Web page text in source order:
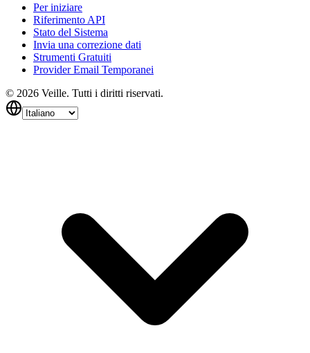
Per iniziare
Riferimento API
Stato del Sistema
Invia una correzione dati
Strumenti Gratuiti
Provider Email Temporanei
© 2026 Veille. Tutti i diritti riservati.